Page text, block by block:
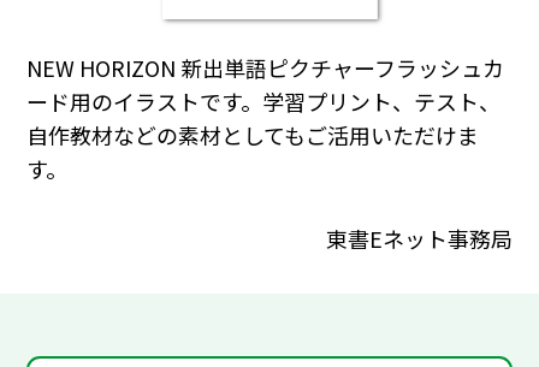
NEW HORIZON 新出単語ピクチャーフラッシュカ
ード用のイラストです。学習プリント、テスト、
自作教材などの素材としてもご活用いただけま
す。
東書Eネット事務局